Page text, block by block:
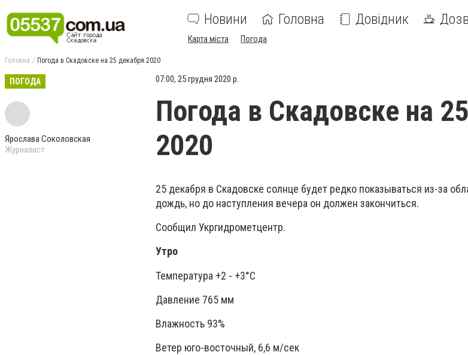
Новини Головна Довідник
Карта міста Погода
Головна Погода в Скадовске на 25 декабря 2020
ПОГОДА
Ярослава Соколовская
Журналист
07:00, 25 грудня 2020 р.
Погода в Скадовске на
2020
25 декабря в Скадовске солнце будет редко показываться из-за
дождь, но до наступления вечера он должен закончиться.
Сообщил Укргидрометцентр.
Утро
Температура +2 - +3°C
Давление 765 мм
Влажность 93%
Ветер юго-восточный, 6,6 м/сек